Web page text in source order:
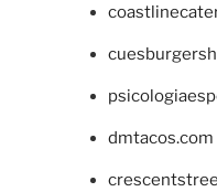
dmtacos.com